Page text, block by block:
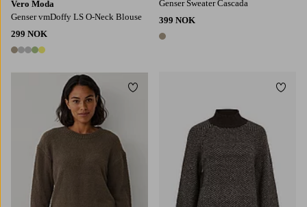
Vero Moda
Genser vmDoffy LS O-Neck Blouse
299 NOK
5 farger
Genser Sweater Cascada
399 NOK
1 farge
Legg til favoritter